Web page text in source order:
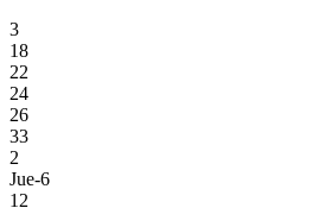
3
18
22
24
26
33
2
Jue-6
12